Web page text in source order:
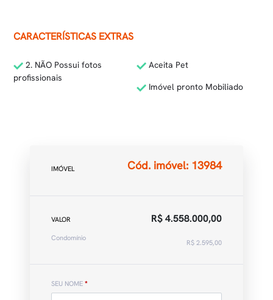
CARACTERÍSTICAS EXTRAS
2. NÃO Possui fotos
profissionais
Aceita Pet
Imóvel pronto Mobiliado
IMÓVEL Cód. imóvel: 13984
VALOR R$ 4.558.000,00
Condomínio
R$ 2.595,00
SEU NOME *